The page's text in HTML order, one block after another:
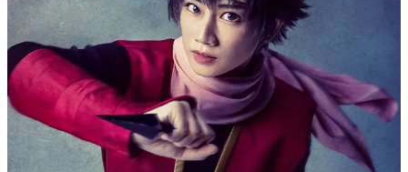
ゲームが変えた日本語
「経験値」「裏技」「ラスボス」… ゲームにまつわる言葉
の起源や用法の変遷を、コンピューター文化史研究家・タ
イニーP氏が徹底調査。
カテゴリ
特集記事